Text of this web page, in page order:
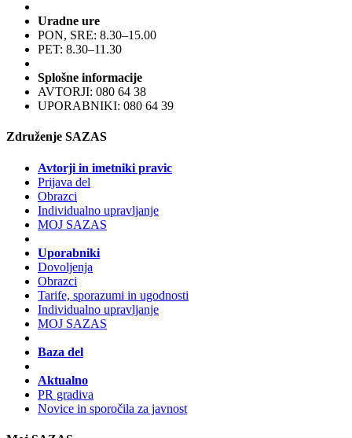
Uradne ure
PON, SRE: 8.30–15.00
PET: 8.30–11.30
Splošne informacije
AVTORJI: 080 64 38
UPORABNIKI: 080 64 39
Združenje SAZAS
Avtorji in imetniki pravic
Prijava del
Obrazci
Individualno upravljanje
MOJ SAZAS
Uporabniki
Dovoljenja
Obrazci
Tarife, sporazumi in ugodnosti
Individualno upravljanje
MOJ SAZAS
Baza del
Aktualno
PR gradiva
Novice in sporočila za javnost